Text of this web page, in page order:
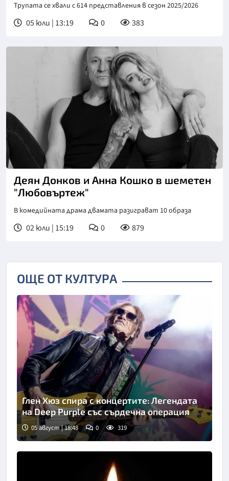
Трупата се хвали с 614 представления в сезон 2025/2026
05 юли | 13:19 0 383
Деян Донков и Анна Кошко в шеметен
"Любовъртеж"
В комедийната драма двамата разиграват 10 образа
02 юли | 15:19 0 879
ОЩЕ ОТ КУЛТУРА
Глен Хюз спира с концертите: Легендата
на Deep Purple със сърдечна операция
05 август | 18:48 0 319